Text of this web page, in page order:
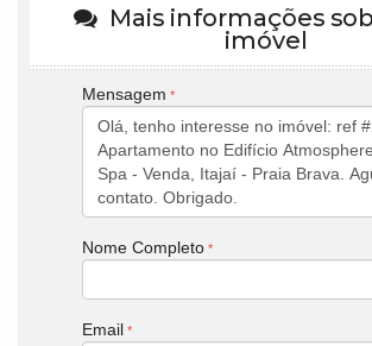
Mais informações
imóvel
Mensagem
Nome Completo
Email